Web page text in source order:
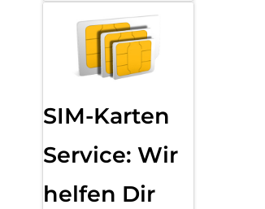
SIM-Karten
Service: Wir
helfen Dir